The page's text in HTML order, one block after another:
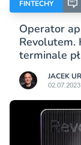
FINTECHY
Operator
Revolutem.
terminale
JACEK